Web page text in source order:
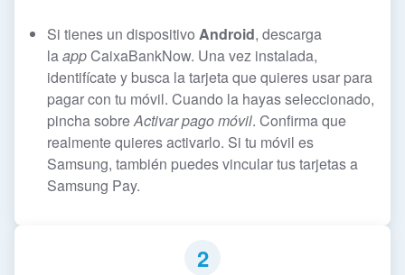
Si tienes un dispositivo Android, descarga
laappCaixaBankNow. Una vez instalada,
identifícate y busca la tarjeta que quieres usar para
pagar con tu móvil. Cuando la hayas seleccionado,
pincha sobreActivar pago móvil. Confirma que
realmente quieres activarlo. Si tu móvil es
Samsung, también puedes vincular tus tarjetas a
Samsung Pay.
2